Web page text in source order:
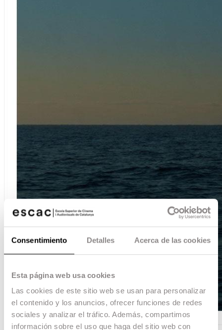
Consentimiento Detalles Acerca de las cookies
Esta página web usa cookies
Las cookies de este sitio web se usan para personalizar
el contenido y los anuncios, ofrecer funciones de redes
sociales y analizar el tráfico. Además, compartimos
información sobre el uso que haga del sitio web con